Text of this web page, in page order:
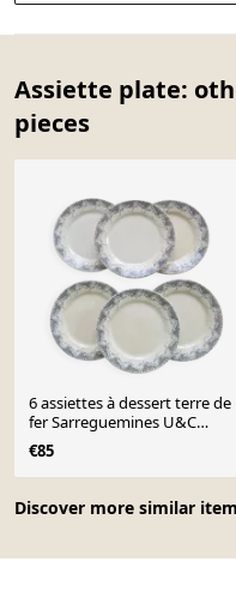
Assiette plate:
pieces
Discover more similar
6 assiettes à dessert terre de
fer Sarreguemines U&C
modèle Luchon
€85